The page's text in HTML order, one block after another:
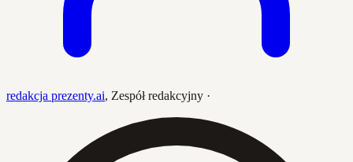
redakcja prezenty.ai, Zespół redakcyjny ·